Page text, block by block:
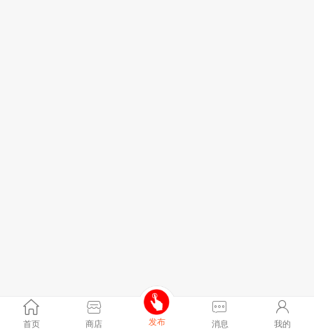
首页 商店 发布 消息 我的